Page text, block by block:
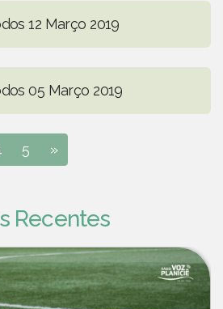
12 Março 2019
05 Março 2019
5 »
Recentes